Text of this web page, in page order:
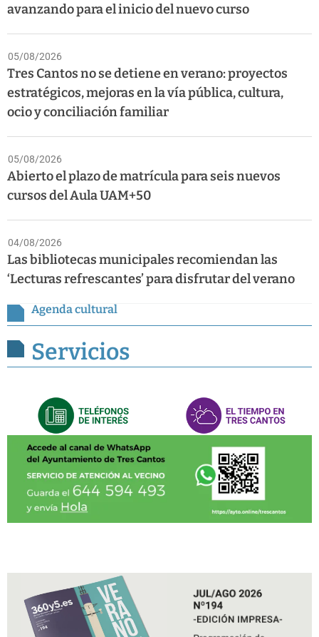
avanzando para el inicio del nuevo curso
05/08/2026
Tres Cantos no se detiene en verano: proyectos
estratégicos, mejoras en la vía pública, cultura,
ocio y conciliación familiar
05/08/2026
Abierto el plazo de matrícula para seis nuevos
cursos del Aula UAM+50
04/08/2026
Las bibliotecas municipales recomiendan las
‘Lecturas refrescantes’ para disfrutar del verano
Agenda cultural
Servicios